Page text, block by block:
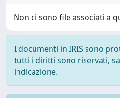
Non ci sono file associati a
I documenti in IRIS sono
tutti i diritti sono riservati,
indicazione.